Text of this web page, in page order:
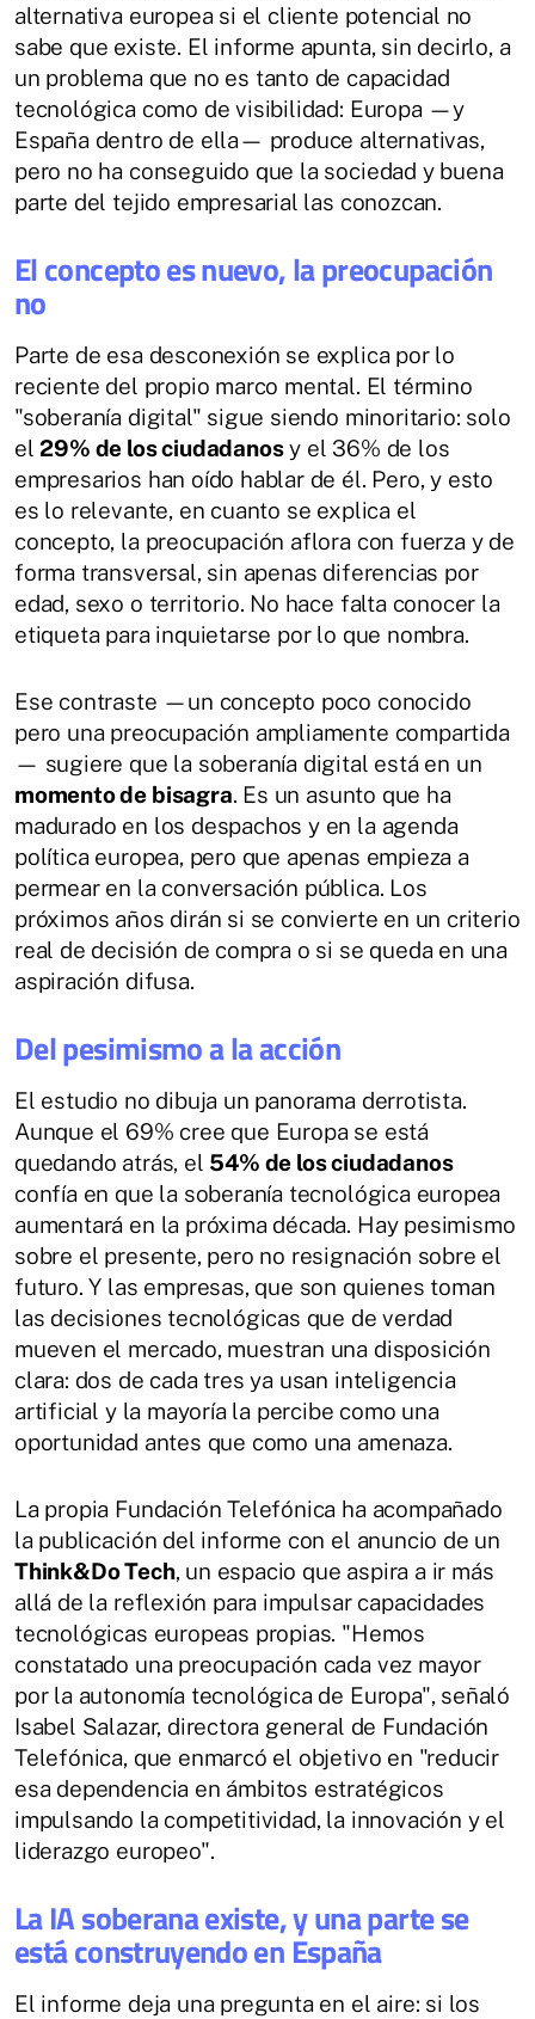
alternativa europea si el cliente potencial no
sabe que existe. El informe apunta, sin decirlo, a
un problema que no es tanto de capacidad
tecnológica como de visibilidad: Europa —y
España dentro de ella— produce alternativas,
pero no ha conseguido que la sociedad y buena
parte del tejido empresarial las conozcan.
El concepto es nuevo, la preocupación
no
Parte de esa desconexión se explica por lo
reciente del propio marco mental. El término
"soberanía digital" sigue siendo minoritario: solo
el29% de los ciudadanosy el 36% de los
empresarios han oído hablar de él. Pero, y esto
es lo relevante, en cuanto se explica el
concepto, la preocupación aflora con fuerza y de
forma transversal, sin apenas diferencias por
edad, sexo o territorio. No hace falta conocer la
etiqueta para inquietarse por lo que nombra.
Ese contraste —un concepto poco conocido
pero una preocupación ampliamente compartida
— sugiere que la soberanía digital está en un
momento de bisagra. Es un asunto que ha
madurado en los despachos y en la agenda
política europea, pero que apenas empieza a
permear en la conversación pública. Los
próximos años dirán si se convierte en un criterio
real de decisión de compra o si se queda en una
aspiración difusa.
Del pesimismo a la acción
El estudio no dibuja un panorama derrotista.
Aunque el 69% cree que Europa se está
quedando atrás, el 54% de los ciudadanos
confía en que la soberanía tecnológica europea
aumentará en la próxima década. Hay pesimismo
sobre el presente, pero no resignación sobre el
futuro. Y las empresas, que son quienes toman
las decisiones tecnológicas que de verdad
mueven el mercado, muestran una disposición
clara: dos de cada tres ya usan inteligencia
artificial y la mayoría la percibe como una
oportunidad antes que como una amenaza.
La propia Fundación Telefónica ha acompañado
la publicación del informe con el anuncio de un
Think&Do Tech, un espacio que aspira a ir más
allá de la reflexión para impulsar capacidades
tecnológicas europeas propias. "Hemos
constatado una preocupación cada vez mayor
por la autonomía tecnológica de Europa", señaló
Isabel Salazar, directora general de Fundación
Telefónica, que enmarcó el objetivo en "reducir
esa dependencia en ámbitos estratégicos
impulsando la competitividad, la innovación y el
liderazgo europeo".
La IA soberana existe, y una parte se
está construyendo en España
El informe deja una pregunta en el aire: si los